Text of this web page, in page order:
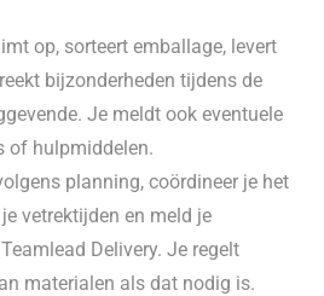
op, sorteert emballage, levert
bijzonderheden tijdens de
Je meldt ook eventuele
of hulpmiddelen.
planning, coördineer je het
vetrektijden en meld je
Delivery. Je regelt
materialen als dat nodig is.